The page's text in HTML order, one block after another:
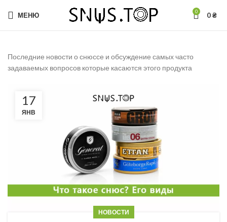
МЕНЮ 0 0₴
Последние новости о снюссе и обсуждение самых часто
задаваемых вопросов которые касаются этого продукта
17
ЯНВ
НОВОСТИ